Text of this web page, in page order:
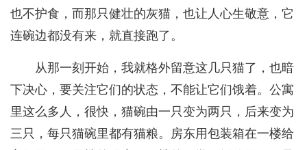
也不护食，而那只健壮的灰猫，也让人心生敬意，它
连碗边都没有来，就直接跑了。
从那一刻开始，我就格外留意这几只猫了，也暗
下决心，要关注它们的状态，不能让它们饿着。公寓
里这么多人，很快，猫碗由一只变为两只，后来变为
三只，每只猫碗里都有猫粮。房东用包装箱在一楼给